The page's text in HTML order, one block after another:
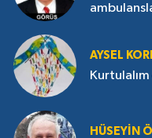
AYSEL
HÜSEYIN